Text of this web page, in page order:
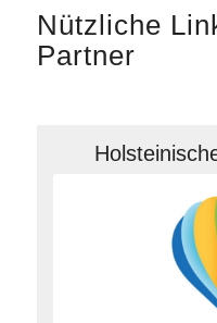
Nützliche
Partner